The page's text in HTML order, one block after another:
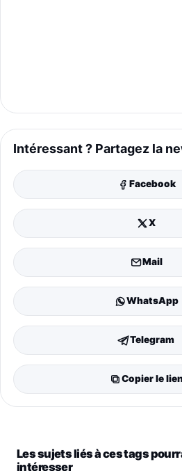
Intéressant ? Partagez la
Facebook
X
Mail
WhatsApp
Telegram
Copier le
Les sujets liés à ces tags
intéresser